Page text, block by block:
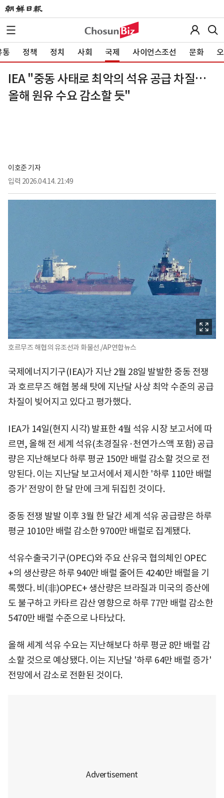
통 정책 정치 사회 국제 사이언스조선 문화
IEA "중동 사태로 최악의 석유 공급 차질…
올해 원유 수요 감소할 듯"
이호준 기자
입력 2026.04.14. 21:49
호르무즈 해협의 유조선과 화물선./AP연합뉴스
국제에너지기구(IEA)가 지난 2월 28일 발발한 중동 전쟁
과 호르무즈 해협 봉쇄 탓에 지난달 사상 최악 수준의 공급
차질이 빚어지고 있다고 평가했다.
IEA가 14일(현지 시각) 발표한 4월 석유 시장 보고서에 따
르면, 올해 전 세계 석유(초경질유·천연가스액 포함) 공급
량은 지난해보다 하루 평균 150만 배럴 감소할 것으로 전
망된다. 이는 지난달 보고서에서 제시한 '하루 110만 배럴
증가' 전망이 한 달 만에 크게 뒤집힌 것이다.
중동 전쟁 발발 이후 3월 한 달간 세계 석유 공급량은 하루
평균 1010만 배럴 감소한 9700만 배럴로 집계됐다.
석유수출국기구(OPEC)와 주요 산유국 협의체인 OPEC
+의 생산량은 하루 940만 배럴 줄어든 4240만 배럴을 기
록했다. 비(非)OPEC+ 생산량은 브라질과 미국의 증산에
도 불구하고 카타르 감산 영향으로 하루 77만 배럴 감소한
5470만 배럴 수준으로 나타났다.
올해 세계 석유 수요는 지난해보다 하루 평균 8만 배럴 감
소할 것으로 예상됐다. 이는 지난달 '하루 64만 배럴 증가'
전망에서 감소로 전환된 것이다.